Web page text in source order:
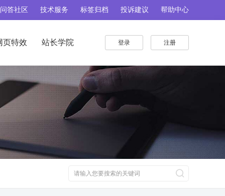
问答社区 技术服务 标签归档 投诉建议 帮助中心
页特效 站长学院 注册
登录